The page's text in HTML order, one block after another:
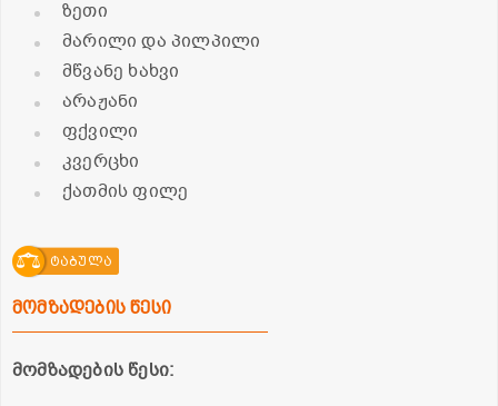
ზეთი
მარილი და პილპილი
მწვანე ხახვი
არაჟანი
ფქვილი
კვერცხი
ქათმის ფილე
ტაბულა
მომზადების წესი
მომზადების წესი: